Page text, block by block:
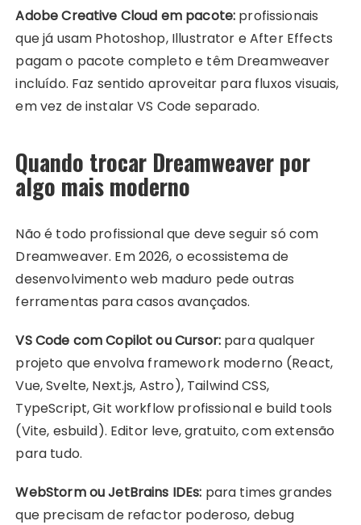
Adobe Creative Cloud em pacote: profissionais
que já usam Photoshop, Illustrator e After Effects
pagam o pacote completo e têm Dreamweaver
incluído. Faz sentido aproveitar para fluxos visuais,
em vez de instalar VS Code separado.
Quando trocar Dreamweaver por
algo mais moderno
Não é todo profissional que deve seguir só com
Dreamweaver. Em 2026, o ecossistema de
desenvolvimento web maduro pede outras
ferramentas para casos avançados.
VS Code com Copilot ou Cursor:para qualquer
projeto que envolva framework moderno (React,
Vue, Svelte, Next.js, Astro), Tailwind CSS,
TypeScript, Git workflow profissional e build tools
(Vite, esbuild). Editor leve, gratuito, com extensão
para tudo.
WebStorm ou JetBrains IDEs: para times grandes
que precisam de refactor poderoso, debug